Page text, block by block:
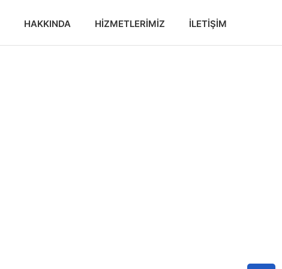
HAKKINDA HIZMETLERIMIZ İLETIŞIM